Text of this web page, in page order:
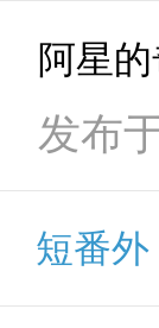
阿星
发布
短番